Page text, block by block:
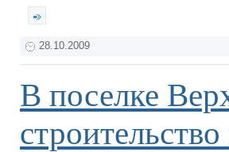
28.10.2009
В поселке